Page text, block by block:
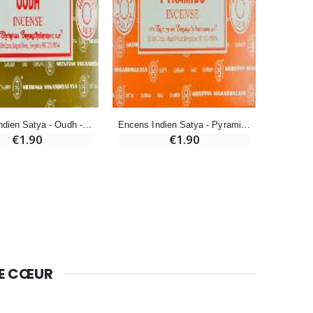
Bougie de Neuvaine Contre le Mal - Saint Michel
€5.50 €4.95
-25%
Lot de 20 Bougies de Neuvaine Blanches
€78.00 €58.50
Encens Indien Satya - Oudh - 15g
€1.90 €1.90
CŒUR